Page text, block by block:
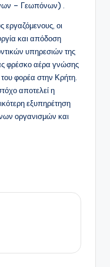
– Γεωπόνων) .
εργαζόμενους, οι
και απόδοση
υπηρεσιών της
φρέσκο αέρα γνώσης
φορέα στην Κρήτη.
αποτελεί η
εξυπηρέτηση
οργανισμών και